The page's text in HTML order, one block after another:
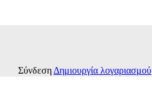
Σύνδεση Δημιουργία λογαριασμού